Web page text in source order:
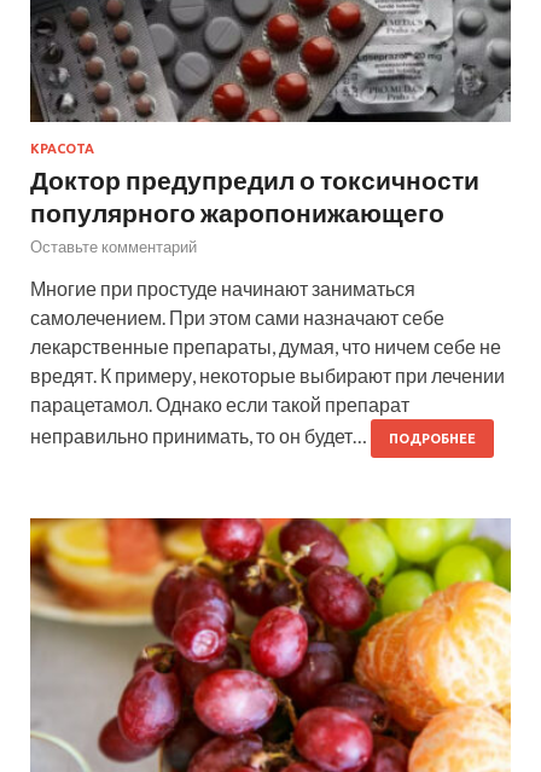
КРАСОТА
Доктор предупредил о токсичности
популярного жаропонижающего
Оставьте комментарий
Многие при простуде начинают заниматься
самолечением. При этом сами назначают себе
лекарственные препараты, думая, что ничем себе не
вредят. К примеру, некоторые выбирают при лечении
парацетамол. Однако если такой препарат
неправильно принимать, то он будет…
ПОДРОБНЕЕ